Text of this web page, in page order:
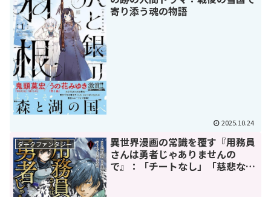
寄り添う魂の物語
2025.10.24
ダークファンタジー
異世界漫画の常識を覆す『用務員
さんは勇者じゃありませんの
で』：「チートなし」「慈悲な